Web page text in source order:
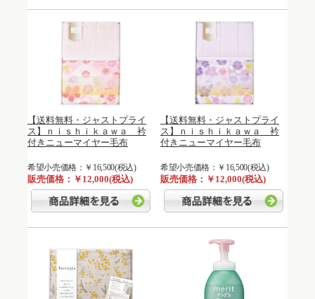
【送料無料・ジャストプライ
ス】ｎｉｓｈｉｋａｗａ 衿
付きニューマイヤー毛布
希望小売価格：￥16,500(税込)
販売価格：￥12,000(税込)
【送料無料・ジャストプライ
ス】ｎｉｓｈｉｋａｗａ 衿
付きニューマイヤー毛布
希望小売価格：￥16,500(税込)
販売価格：￥12,000(税込)